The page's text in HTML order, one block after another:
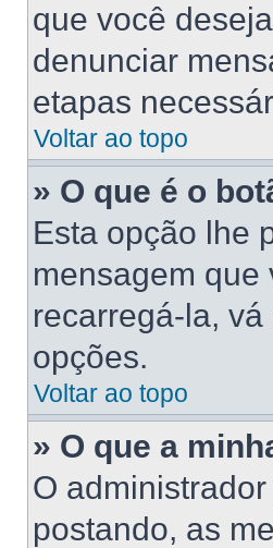
que você
denunciar
etapas
Voltar ao topo
» O que é o
Esta opção lhe
mensagem que
recarregá-la,
opções.
Voltar ao topo
» O que a
O
postando, as